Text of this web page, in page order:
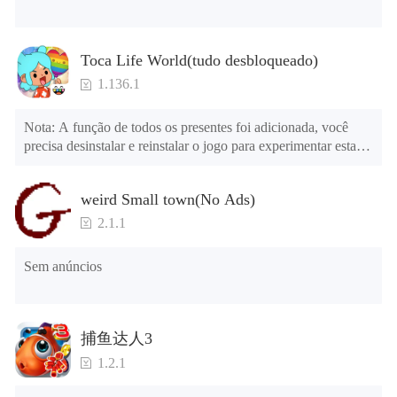
lindo vestido ou um uniforme escolar? Você também pode
se vestir como um ninja ou usar uma máscara de animal.
Então tire uma foto ou entre no modo multijogador para
- Modo multijogador
No modo multijogador, você pode ir ao mundo de outros
jogadores. Você pode explorar, jogar e interagir com
outros jogadores, como dar flores, oferecer beijos e lutar
suportada.
Toca Life World(tudo desbloqueado)
1.136.1
Nota: A função de todos os presentes foi adicionada, você
precisa desinstalar e reinstalar o jogo para experimentar esta
menu mod
1. O jogo está três vezes mais rápido do que antes
2. Incluindo todos os mapas (incluindo salas e móveis)
3. Inclua todas as funções
4. Todos os presentes estão disponíveis (você pode deslizar
para a extrema direita na agência dos correios, há uma janela à
Dicas: Quando a instalação falhar, consulte as seguintes
soluções
weird Small town(No Ads)
2.1.1
Sem anúncios
捕鱼达人3
1.2.1